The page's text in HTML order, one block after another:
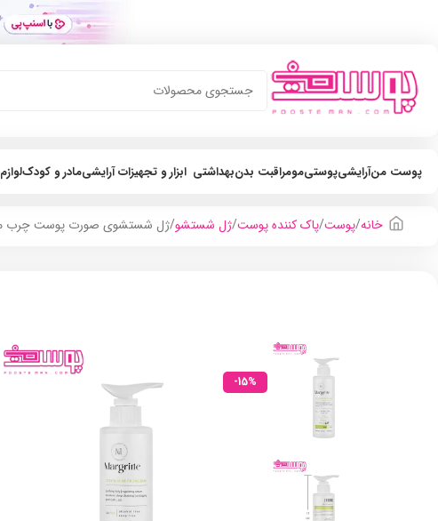
پوست منآرایشیپوستیمومراقبت بدنبهداشتی ابزار و تجهیزات آرایشیمادر و کودک
خانه پوست پاک کننده پوست ژل شستشو ژل شستشوی صورت پوست چرب مارگریت 200
-15%